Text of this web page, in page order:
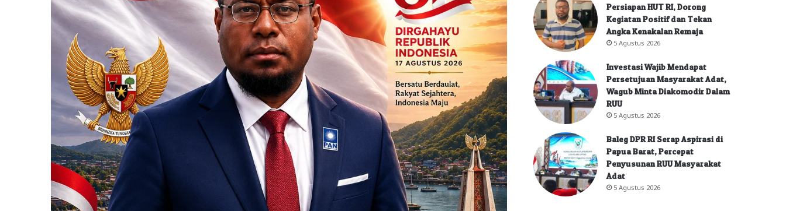
Persiapan HUT RI, Dorong
Kegiatan Positif dan Tekan
Angka Kenakalan Remaja
5 Agustus 2026
Investasi Wajib Mendapat
Persetujuan Masyarakat Adat,
Wagub Minta Diakomodir Dalam
RUU
5 Agustus 2026
Baleg DPR RI Serap Aspirasi di
Papua Barat, Percepat
Penyusunan RUU Masyarakat
Adat
5 Agustus 2026